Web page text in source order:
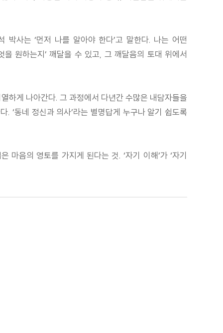
사는 ‘먼저 나를 알아야 한다’고 말한다. 나는 어떤
원하는지’ 깨달을 수 있고, 그 깨달음의 토대 위에서
하게 나아간다. 그 과정에서 다년간 수많은 내담자들을
‘동네 정신과 의사’라는 별명답게 누구나 알기 쉽도록
마음의 영토를 가지게 된다는 것. ‘자기 이해’가 ‘자기